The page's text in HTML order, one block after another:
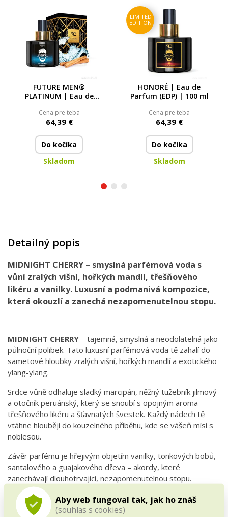
Aby web fungoval tak, jak ho znáš
(souhlas s cookies)
FUTURE MEN®
PLATINUM | Eau de
Cena pre teba
64,39 €
Do kočíka
Skladom
LIMITED
EDITION
HONORÉ | Eau de
Parfum (EDP) | 100 ml
Cena pre teba
64,39 €
Do kočíka
Skladom
Detailný popis
MIDNIGHT CHERRY – smyslná parfémová voda s
vůní zralých višní, hořkých mandlí, třešňového
likéru a vanilky. Luxusní a podmanivá kompozice,
která okouzlí a zanechá nezapomenutelnou stopu.
MIDNIGHT CHERRY – tajemná, smyslná a neodolatelná jako
půlnoční polibek. Tato luxusní parfémová voda tě zahalí do
sametové hloubky zralých višní, hořkých mandlí a exotického
ylang-ylang.
Srdce vůně odhaluje sladký marcipán, něžný tužebník jilmový
a otočník peruánský, který se snoubí s opojným aroma
třešňového likéru a šťavnatých švestek. Každý nádech tě
vtáhne hlouběji do kouzelného příběhu, kde se vášeň mísí s
noblesou.
Závěr parfému je hřejivým objetím vanilky, tonkových bobů,
santalového a guajakového dřeva – akordy, které
zanechávají dlouhotrvající, nezapomenutelnou stopu.
MIDNIGHT CHERRY
pozornosti a zapsat se do paměti.